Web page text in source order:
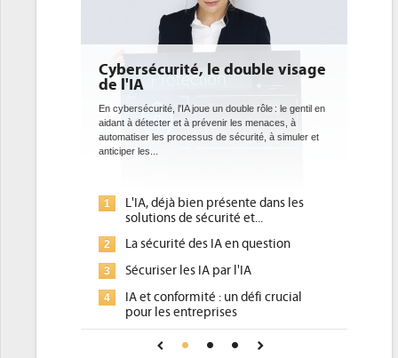
DEE: l'efficacité énergétique
bientôt une obligation pour les
datacenters
Des datacenters plus durables et plus efficaces, c'est
ce que recherchent les pouvoirs publics européens
avec la mise en oeuvre de la nouvelle Directive sur
1
Qu'est-ce que la DEE (directive
d'efficacité énergétique) ?
2
DEE, une pression administrative
place pour répondre à...
Phocea DC dans les cordes pour la
DEE